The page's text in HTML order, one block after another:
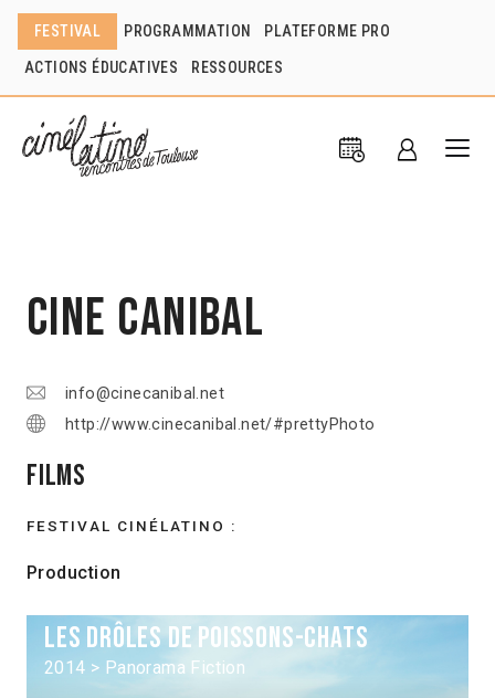
FESTIVAL PROGRAMMATION PLATEFORME PRO
ACTIONS ÉDUCATIVES RESSOURCES
Cine Canibal
info@cinecanibal.net
http://www.cinecanibal.net/#prettyPhoto
Films
FESTIVAL CINÉLATINO :
Production
Les Drôles de poissons-chats
2014 > Panorama Fiction